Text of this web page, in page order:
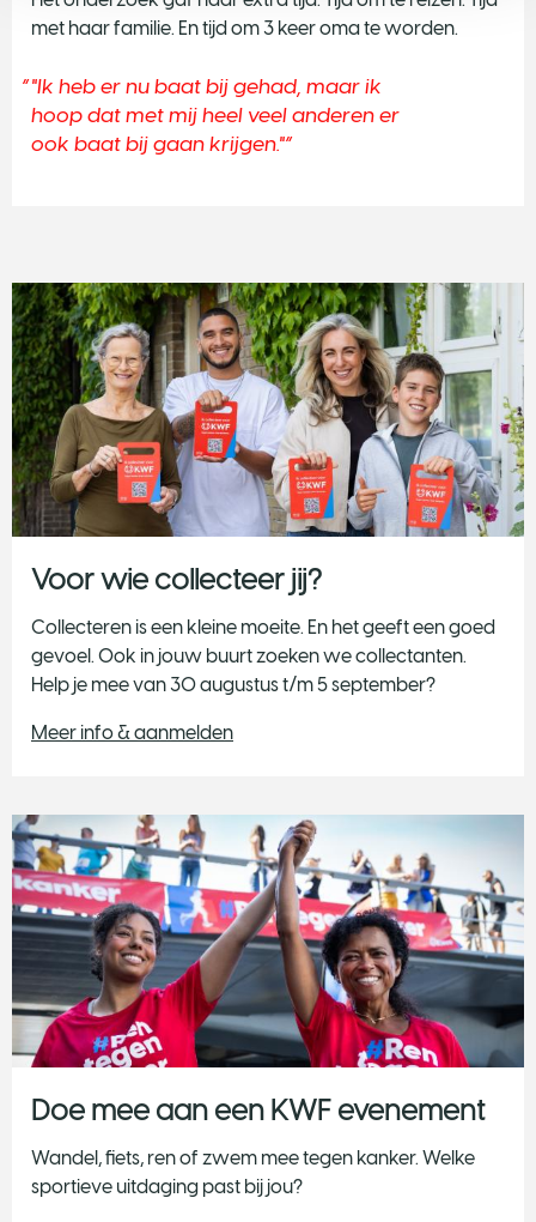
met haar familie. En tijd om 3 keer oma te worden.
"Ik heb er nu baat bij gehad, maar ik
hoop dat met mij heel veel anderen er
ook baat bij gaan krijgen."
Voor wie collecteer jij?
Collecteren is een kleine moeite. En het geeft een goed
gevoel. Ook in jouw buurt zoeken we collectanten.
Help je mee van 30 augustus t/m 5 september?
Meer info & aanmelden
Doe mee aan een KWF evenement
Wandel, fiets, ren of zwem mee tegen kanker. Welke
sportieve uitdaging past bij jou?